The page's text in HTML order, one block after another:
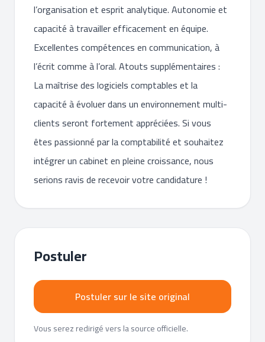
l’organisation et esprit analytique. Autonomie et
capacité à travailler efficacement en équipe.
Excellentes compétences en communication, à
l’écrit comme à l’oral. Atouts supplémentaires :
La maîtrise des logiciels comptables et la
capacité à évoluer dans un environnement multi-
clients seront fortement appréciées. Si vous
êtes passionné par la comptabilité et souhaitez
intégrer un cabinet en pleine croissance, nous
serions ravis de recevoir votre candidature !
Postuler
Postuler sur le site original
Vous serez redirigé vers la source officielle.